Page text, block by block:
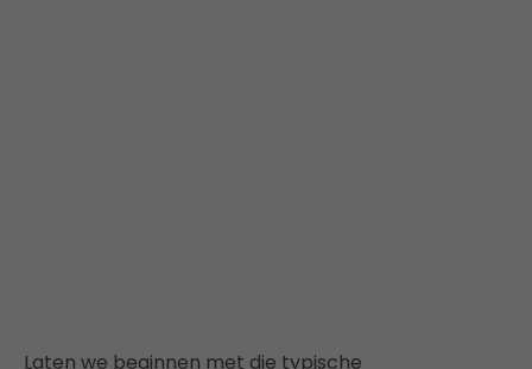
Laten we beginnen met die typische